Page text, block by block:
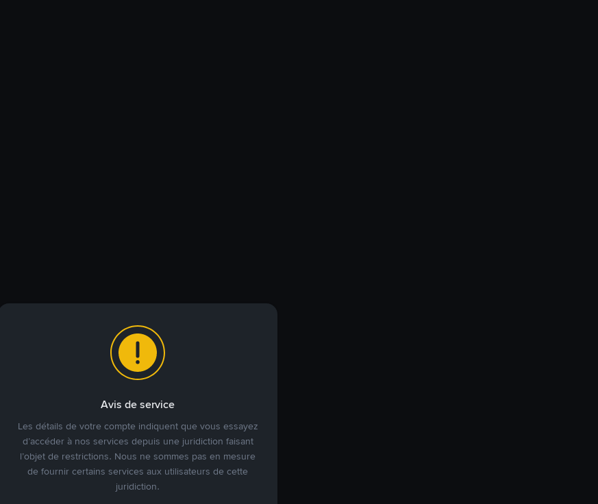
Avis de service
Les détails de votre compte indiquent que vous essayez
d’accéder à nos services depuis une juridiction faisant
l’objet de restrictions. Nous ne sommes pas en mesure
de fournir certains services aux utilisateurs de cette
juridiction.